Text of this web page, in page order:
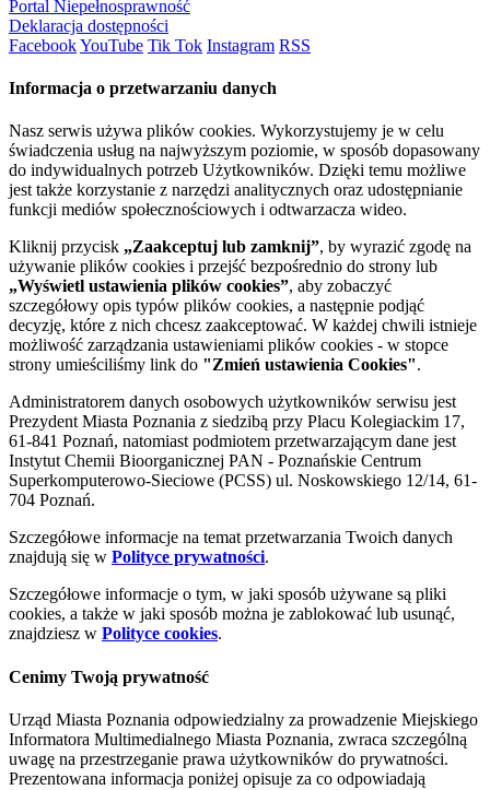
Portal Niepełnosprawność
Deklaracja dostępności
FacebookYouTube Tik Tok Instagram RSS
Informacja o przetwarzaniu danych
Nasz serwis używa plików cookies. Wykorzystujemy je w celu
świadczenia usług na najwyższym poziomie, w sposób dopasowany
do indywidualnych potrzeb Użytkowników. Dzięki temu możliwe
jest także korzystanie z narzędzi analitycznych oraz udostępnianie
funkcji mediów społecznościowych i odtwarzacza wideo.
Kliknij przycisk „Zaakceptuj lub zamknij”, by wyrazić zgodę na
używanie plików cookies i przejść bezpośrednio do strony lub
„Wyświetl ustawienia plików cookies”, aby zobaczyć
szczegółowy opis typów plików cookies, a następnie podjąć
decyzję, które z nich chcesz zaakceptować. W każdej chwili istnieje
możliwość zarządzania ustawieniami plików cookies - w stopce
strony umieściliśmy link do "Zmień ustawienia Cookies".
Administratorem danych osobowych użytkowników serwisu jest
Prezydent Miasta Poznania z siedzibą przy Placu Kolegiackim 17,
61-841 Poznań, natomiast podmiotem przetwarzającym dane jest
Instytut Chemii Bioorganicznej PAN - Poznańskie Centrum
Superkomputerowo-Sieciowe (PCSS) ul. Noskowskiego 12/14, 61-
704 Poznań.
Szczegółowe informacje na temat przetwarzania Twoich danych
znajdują się w Polityce prywatności.
Szczegółowe informacje o tym, w jaki sposób używane są pliki
cookies, a także w jaki sposób można je zablokować lub usunąć,
znajdziesz w Polityce cookies.
Cenimy Twoją prywatność
Urząd Miasta Poznania odpowiedzialny za prowadzenie Miejskiego
Informatora Multimedialnego Miasta Poznania, zwraca szczególną
uwagę na przestrzeganie prawa użytkowników do prywatności.
Prezentowana informacja poniżej opisuje za co odpowiadają